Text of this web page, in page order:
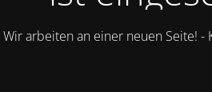
Wir arbeiten an einer neuen Seite! -